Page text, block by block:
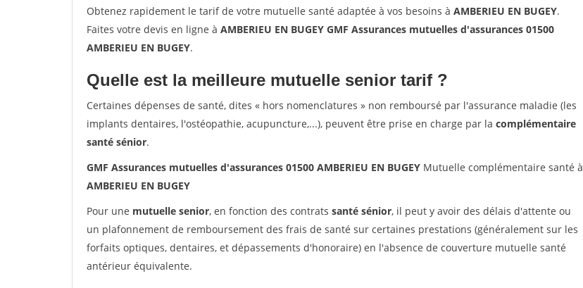
Obtenez rapidement le tarif de votre mutuelle santé adaptée à vos besoins à AMBERIEU EN BUGEY.
Faites votre devis en ligne à AMBERIEU EN BUGEY GMF Assurances mutuelles d'assurances 01500
AMBERIEU EN BUGEY.
Quelle est la meilleure mutuelle senior tarif ?
Certaines dépenses de santé, dites « hors nomenclatures » non remboursé par l'assurance maladie (les
implants dentaires, l'ostéopathie, acupuncture,...), peuvent être prise en charge par la complémentaire
santé sénior.
GMF Assurances mutuelles d'assurances 01500 AMBERIEU EN BUGEY Mutuelle complémentaire santé à
AMBERIEU EN BUGEY
Pour une mutuelle senior, en fonction des contrats santé sénior, il peut y avoir des délais d'attente ou
un plafonnement de remboursement des frais de santé sur certaines prestations (généralement sur les
forfaits optiques, dentaires, et dépassements d'honoraire) en l'absence de couverture mutuelle santé
antérieur équivalente.